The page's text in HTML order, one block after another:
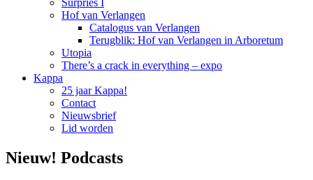
Surpries I
Hof van Verlangen
Catalogus van Verlangen
Terugblik: Hof van Verlangen in Arboretum
Utopia
There’s a crack in everything – expo
Kappa
25 jaar Kappa!
Contact
Nieuwsbrief
Lid worden
Nieuw! Podcasts